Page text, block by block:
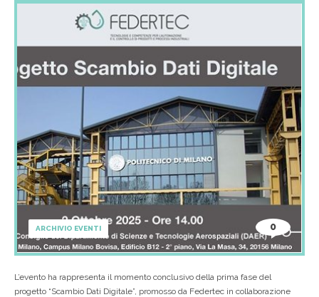
ARCHIVIO EVENTI 0
L’evento ha rappresenta il momento conclusivo della prima fase del
progetto “Scambio Dati Digitale”, promosso da Federtec in collaborazione